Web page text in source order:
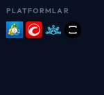
PLATFORMLAR
MT5 cTrader
Match-